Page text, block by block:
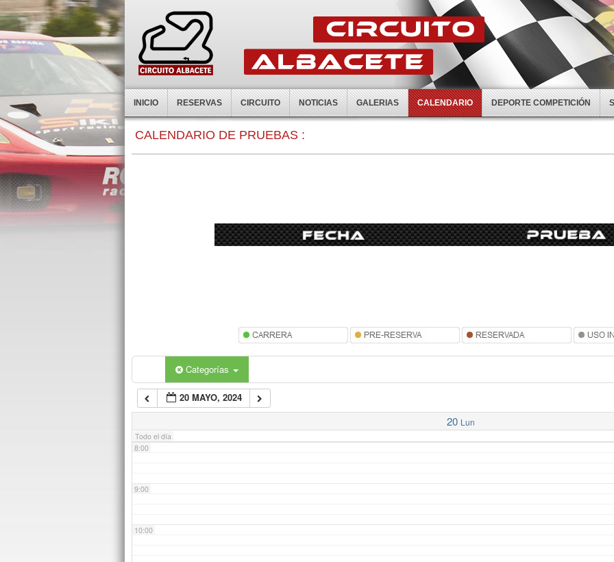
INICIO RESERVAS CIRCUITO NOTICIAS GALERIAS CALENDARIO DEPORTE COMPETICIÓN
CALENDARIO DE PRUEBAS :
Categorías
20 MAYO, 2024
20 Lun
Todo el día
0:00
7:00
8:00
9:00
10:00